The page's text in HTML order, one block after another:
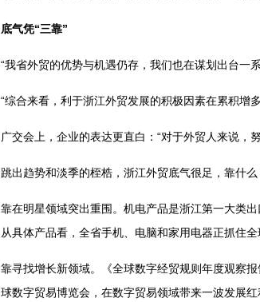
底气凭“三靠”
“我省外贸的优势与机遇仍存，我们也在谋划出台一
“综合来看，利于浙江外贸发展的积极因素在累积增
广交会上，企业的表达更直白：“对于外贸人来说，
跳出趋势和淡季的桎梏，浙江外贸底气很足，靠什么
靠在明星领域突出重围。机电产品是浙江第一大类
从具体产品看，全省手机、电脑和家用电器正抓住
靠寻找增长新领域。《全球数字经贸规则年度观察
球数字贸易博览会，在数字贸易领域带来一波发展红